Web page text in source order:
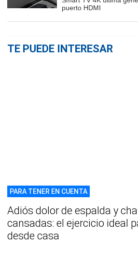
puerto HDMI
TE PUEDE INTERESAR
PARA TENER EN CUENTA
Adiós dolor de espalda y
cansadas: el ejercicio ideal
desde casa